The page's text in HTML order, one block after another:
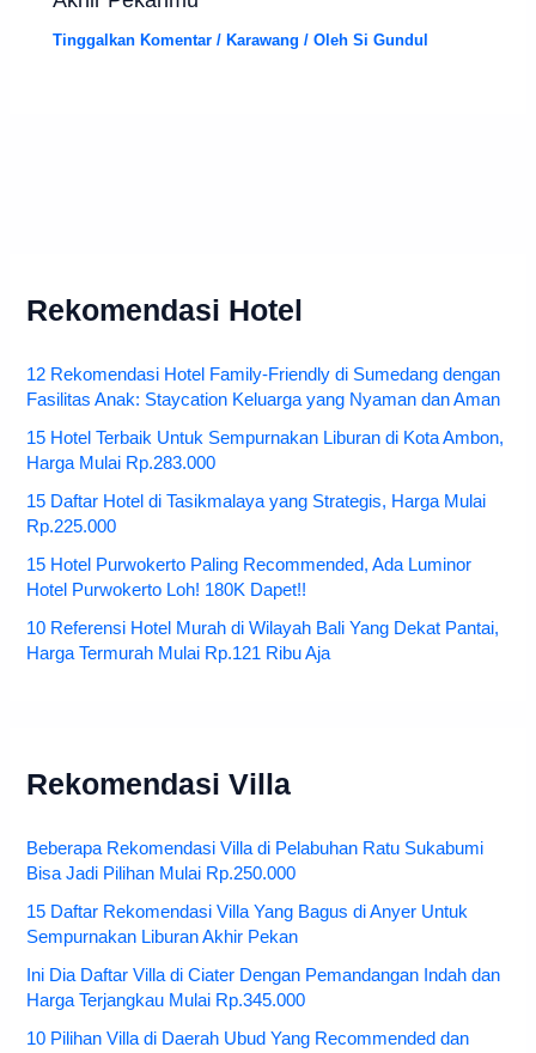
Tinggalkan Komentar / Karawang / OlehSi Gundul
Rekomendasi Hotel
12 Rekomendasi Hotel Family-Friendly di Sumedang dengan
Fasilitas Anak: Staycation Keluarga yang Nyaman dan Aman
15 Hotel Terbaik Untuk Sempurnakan Liburan di Kota Ambon,
Harga Mulai Rp.283.000
15 Daftar Hotel di Tasikmalaya yang Strategis, Harga Mulai
Rp.225.000
15 Hotel Purwokerto Paling Recommended, Ada Luminor
Hotel Purwokerto Loh! 180K Dapet!!
10 Referensi Hotel Murah di Wilayah Bali Yang Dekat Pantai,
Harga Termurah Mulai Rp.121 Ribu Aja
Rekomendasi Villa
Beberapa Rekomendasi Villa di Pelabuhan Ratu Sukabumi
Bisa Jadi Pilihan Mulai Rp.250.000
15 Daftar Rekomendasi Villa Yang Bagus di Anyer Untuk
Sempurnakan Liburan Akhir Pekan
Ini Dia Daftar Villa di Ciater Dengan Pemandangan Indah dan
Harga Terjangkau Mulai Rp.345.000
10 Pilihan Villa di Daerah Ubud Yang Recommended dan